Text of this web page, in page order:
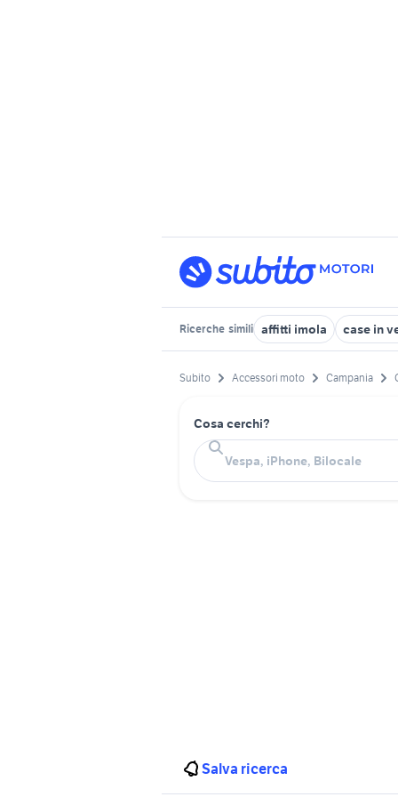
Ricerche simili affitti imola case in
Subito Accessori moto Campania
Cosa cerchi?
Salva ricerca